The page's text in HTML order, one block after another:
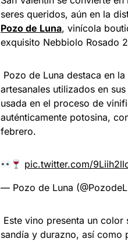
seres queridos, aún en la
Pozo de Luna, vinícola
exquisito Nebbiolo Rosado
Pozo de Luna destaca en
artesanales utilizados en
usada en el proceso de
auténticamente potosina,
febrero.
pic.twitter.com/
— Pozo de Luna
Este vino presenta un
sandía y durazno, así como